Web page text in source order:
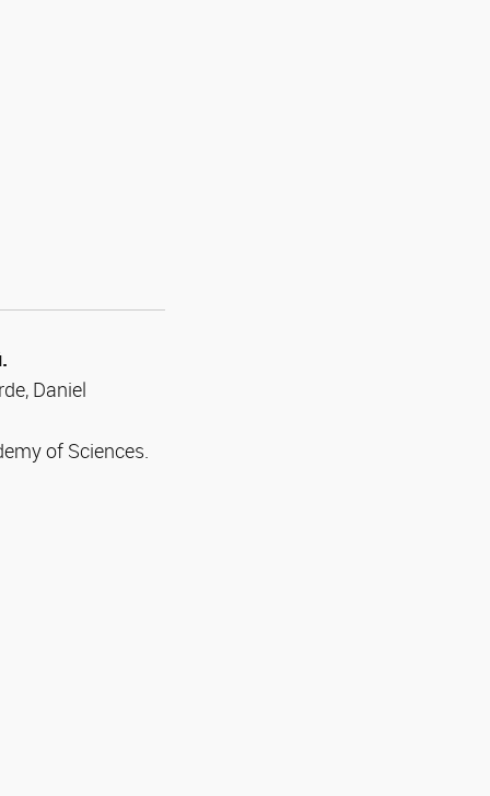
Daniel
of Sciences.